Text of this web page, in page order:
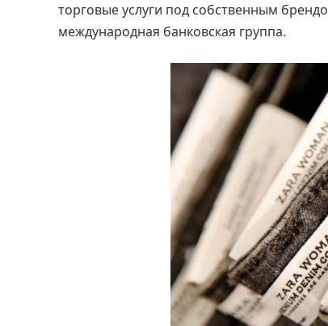
торговые услуги под собственным
международная банковская группа.